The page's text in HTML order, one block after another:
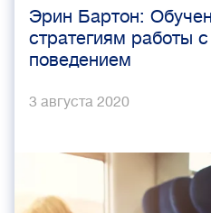
Эрин Бартон:
стратегиям работы
поведением
3 августа 2020